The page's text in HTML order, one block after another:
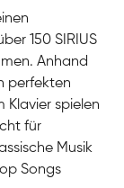
150 SIRIUS
Anhand
perfekten
Klavier spielen
für
Musik
Songs